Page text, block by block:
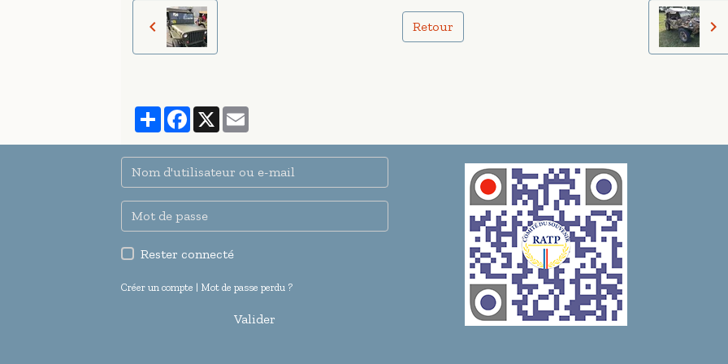
Retour
PartagerFacebook
X
Rester connecté
Créer un compte | Mot de passe perdu ?
Valider